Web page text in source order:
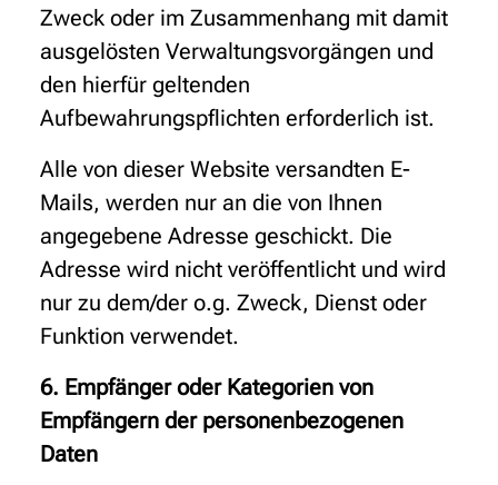
Zweck oder im Zusammenhang mit damit
ausgelösten Verwaltungsvorgängen und
den hierfür geltenden
Aufbewahrungspflichten erforderlich ist.
Alle von dieser Website versandten E-
Mails, werden nur an die von Ihnen
angegebene Adresse geschickt. Die
Adresse wird nicht veröffentlicht und wird
nur zu dem/der o.g. Zweck, Dienst oder
Funktion verwendet.
6. Empfänger oder Kategorien von
Empfängern der personenbezogenen
Daten